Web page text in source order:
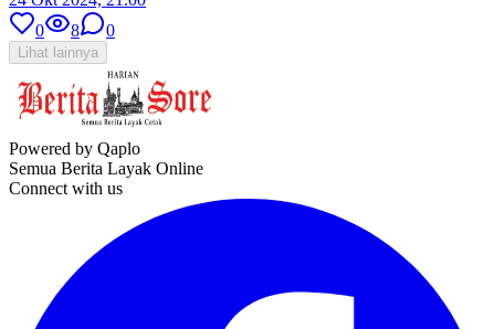
0
8 0
Lihat lainnya
Powered by Qaplo
Semua Berita Layak Online
Connect with us